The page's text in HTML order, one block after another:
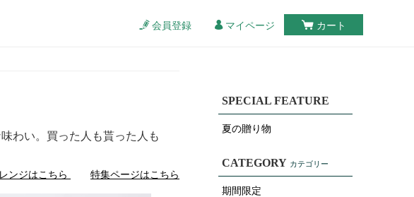
会員登録 マイページ カート
わい。買った人も貰った人も
ンジはこちら 特集ページはこちら
SPECIAL FEATURE
夏の贈り物
CATEGORY カテゴリー
期間限定